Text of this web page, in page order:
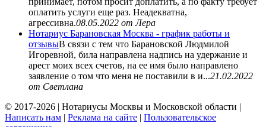
оплатить услуги еще раз. Неадекватна,
агрессивна.08.05.2022 от Лера
Нотариус Барановская Москва - график работы и
отзывыВ связи с тем что Барановской Людмилой
Игоревной, била направлена надпись на удержание и
арест моих всех счетов, на ее имя было направлено
заявление о том что меня не поставили в и...21.02.2022
от Светлана
© 2017-2026 | Нотариусы Москвы и Московской области |
Написать нам | Реклама на сайте | Пользовательское